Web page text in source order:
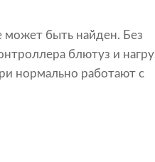
может быть найден. Без
блютуз и
нормально работают с